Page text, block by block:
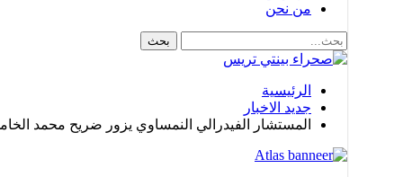
من نحن
الرئيسية
جديد الاخبار
المستشار الفيدرالي النمساوي يزور ضريح محمد